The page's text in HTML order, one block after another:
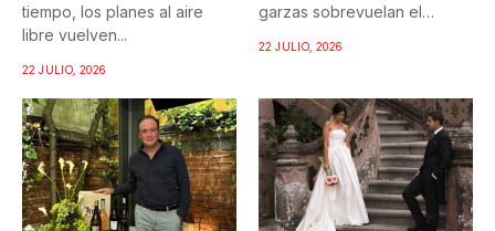
tiempo, los planes al aire
libre vuelven...
22 JULIO, 2026
garzas sobrevuelan el
22 JULIO, 2026